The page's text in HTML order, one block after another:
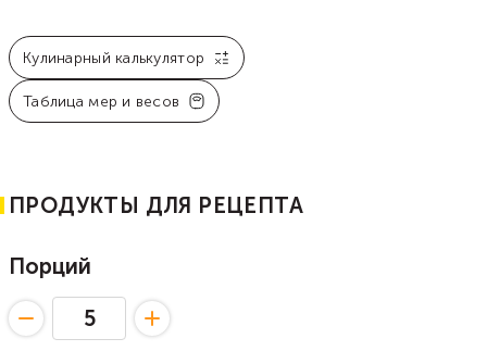
Кулинарный калькулятор
Таблица мер и весов
ПРОДУКТЫ ДЛЯ РЕЦЕПТА
Порций